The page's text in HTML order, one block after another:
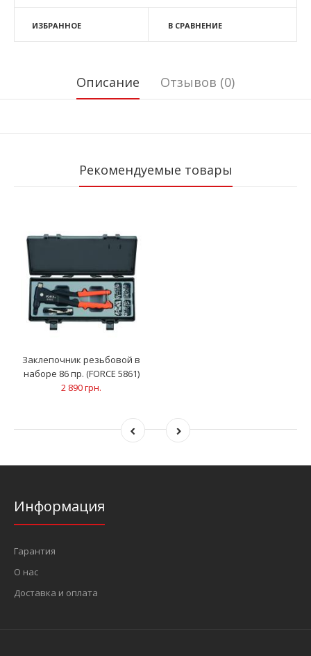
ИЗБРАННОЕ В СРАВНЕНИЕ
Описание Отзывов (0)
Рекомендуемые товары
Заклепочник резьбовой в
наборе 86 пр. (FORCE 5861)
2 890 грн.
Информация
Гарантия
О нас
Доставка и оплата